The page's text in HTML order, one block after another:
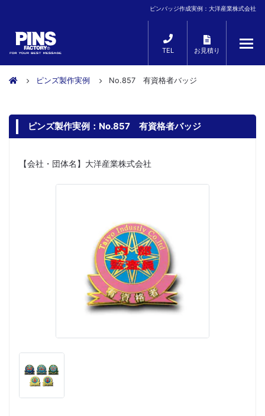
ピンバッジ作成実例：大洋産業株式会社
TEL お見積り
ピンズ製作実例 No.857 有資格者バッジ
ピンズ製作実例：No.857 有資格者バッジ
【会社・団体名】大洋産業株式会社